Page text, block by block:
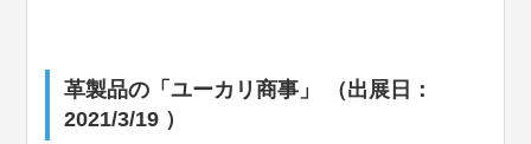
革製品の「ユーカリ商事」 （出展日：
2021/3/19 ）